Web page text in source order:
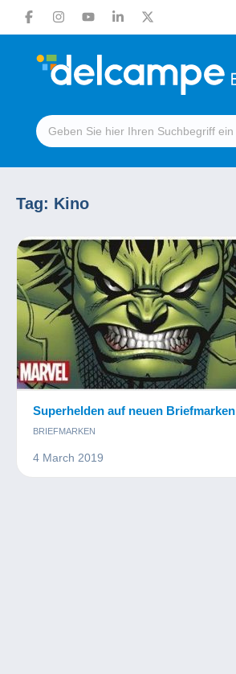
Tag: Kino
Superhelden auf neuen Briefmarken
BRIEFMARKEN
4 March 2019